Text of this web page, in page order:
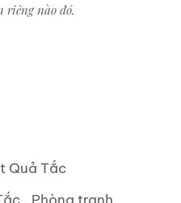
riêng nào đó.
Quả Tắc
,